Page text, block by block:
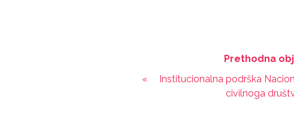
Prethodna
«
Institucionalna podrška
civilnoga